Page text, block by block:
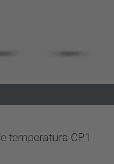
temperatura CP1